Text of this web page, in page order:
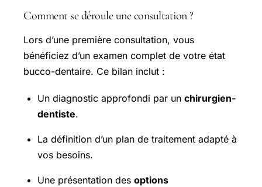
Comment se déroule une consultation ?
Lors d’une première consultation, vous
bénéficiez d’un examen complet de votre état
bucco-dentaire. Ce bilan inclut :
Un diagnostic approfondi par un chirurgien-
dentiste.
La définition d’un plan de traitement adapté à
vos besoins.
Une présentation des options